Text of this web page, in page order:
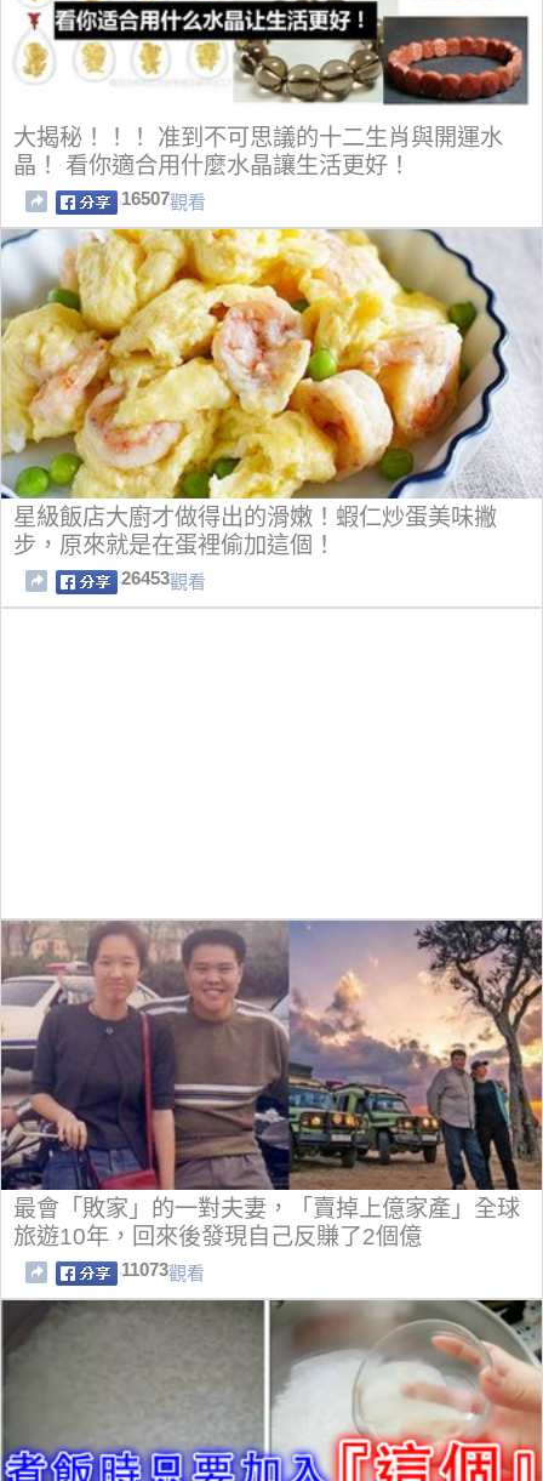
大揭秘！！！ 准到不可思議的十二生肖與開運水
晶！ 看你適合用什麼水晶讓生活更好！
16507觀看
星級飯店大廚才做得出的滑嫩！蝦仁炒蛋美味撇
步，原來就是在蛋裡偷加這個！
26453觀看
最會「敗家」的一對夫妻，「賣掉上億家產」全球
旅遊10年，回來後發現自己反賺了2個億
11073觀看